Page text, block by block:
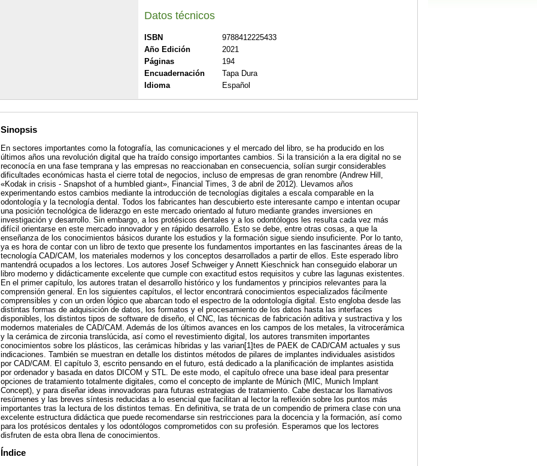
Datos técnicos
ISBN
9788412225433
Año Edición
2021
Páginas
194
Encuadernación
Tapa Dura
Idioma
Español
Sinopsis
En sectores importantes como la fotografía, las comunicaciones y el mercado del libro, se ha producido en los
últimos años una revolución digital que ha traído consigo importantes cambios. Si la transición a la era digital no se
reconocía en una fase temprana y las empresas no reaccionaban en consecuencia, solían surgir considerables
dificultades económicas hasta el cierre total de negocios, incluso de empresas de gran renombre (Andrew Hill,
«Kodak in crisis - Snapshot of a humbled giant», Financial Times, 3 de abril de 2012). Llevamos años
experimentando estos cambios mediante la introducción de tecnologías digitales a escala comparable en la
odontología y la tecnología dental. Todos los fabricantes han descubierto este interesante campo e intentan ocupar
una posición tecnológica de liderazgo en este mercado orientado al futuro mediante grandes inversiones en
investigación y desarrollo. Sin embargo, a los protésicos dentales y a los odontólogos les resulta cada vez más
difícil orientarse en este mercado innovador y en rápido desarrollo. Esto se debe, entre otras cosas, a que la
enseñanza de los conocimientos básicos durante los estudios y la formación sigue siendo insuficiente. Por lo tanto,
ya es hora de contar con un libro de texto que presente los fundamentos importantes en las fascinantes áreas de la
tecnología CAD/CAM, los materiales modernos y los conceptos desarrollados a partir de ellos. Este esperado libro
mantendrá ocupados a los lectores. Los autores Josef Schweiger y Annett Kieschnick han conseguido elaborar un
libro moderno y didácticamente excelente que cumple con exactitud estos requisitos y cubre las lagunas existentes.
En el primer capítulo, los autores tratan el desarrollo histórico y los fundamentos y principios relevantes para la
comprensión general. En los siguientes capítulos, el lector encontrará conocimientos especializados fácilmente
comprensibles y con un orden lógico que abarcan todo el espectro de la odontología digital. Esto engloba desde las
distintas formas de adquisición de datos, los formatos y el procesamiento de los datos hasta las interfaces
disponibles, los distintos tipos de software de diseño, el CNC, las técnicas de fabricación aditiva y sustractiva y los
modernos materiales de CAD/CAM. Además de los últimos avances en los campos de los metales, la vitrocerámica
y la cerámica de zirconia translúcida, así como el revestimiento digital, los autores transmiten importantes
conocimientos sobre los plásticos, las cerámicas híbridas y las varian[1]tes de PAEK de CAD/CAM actuales y sus
indicaciones. También se muestran en detalle los distintos métodos de pilares de implantes individuales asistidos
por CAD/CAM. El capítulo 3, escrito pensando en el futuro, está dedicado a la planificación de implantes asistida
por ordenador y basada en datos DICOM y STL. De este modo, el capítulo ofrece una base ideal para presentar
opciones de tratamiento totalmente digitales, como el concepto de implante de Múnich (MIC, Munich Implant
Concept), y para diseñar ideas innovadoras para futuras estrategias de tratamiento. Cabe destacar los llamativos
resúmenes y las breves síntesis reducidas a lo esencial que facilitan al lector la reflexión sobre los puntos más
importantes tras la lectura de los distintos temas. En definitiva, se trata de un compendio de primera clase con una
excelente estructura didáctica que puede recomendarse sin restricciones para la docencia y la formación, así como
para los protésicos dentales y los odontólogos comprometidos con su profesión. Esperamos que los lectores
disfruten de esta obra llena de conocimientos.
Índice